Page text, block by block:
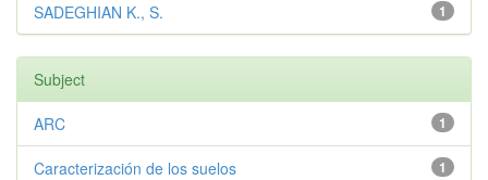
1
SADEGHIAN K., S.
Subject
1
ARC
1
Caracterización de los suelos